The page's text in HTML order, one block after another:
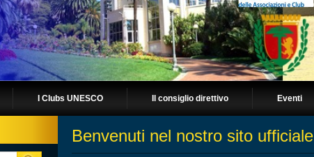
I Clubs UNESCO Il consiglio direttivo Eventi
Benvenuti nel nostro sito ufficiale